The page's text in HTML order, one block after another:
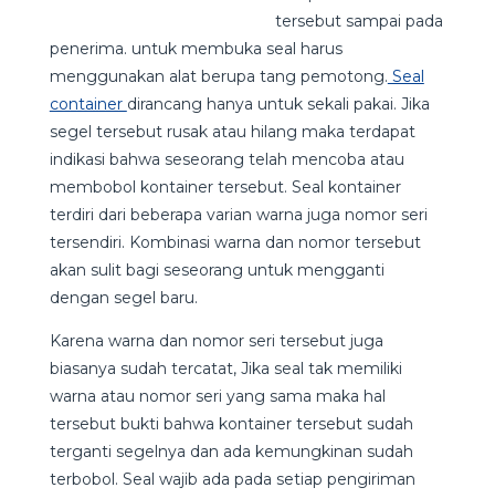
tersebut sampai pada
penerima. untuk membuka seal harus
menggunakan alat berupa tang pemotong. Seal
container dirancang hanya untuk sekali pakai. Jika
segel tersebut rusak atau hilang maka terdapat
indikasi bahwa seseorang telah mencoba atau
membobol kontainer tersebut. Seal kontainer
terdiri dari beberapa varian warna juga nomor seri
tersendiri. Kombinasi warna dan nomor tersebut
akan sulit bagi seseorang untuk mengganti
dengan segel baru.
Karena warna dan nomor seri tersebut juga
biasanya sudah tercatat, Jika seal tak memiliki
warna atau nomor seri yang sama maka hal
tersebut bukti bahwa kontainer tersebut sudah
terganti segelnya dan ada kemungkinan sudah
terbobol. Seal wajib ada pada setiap pengiriman